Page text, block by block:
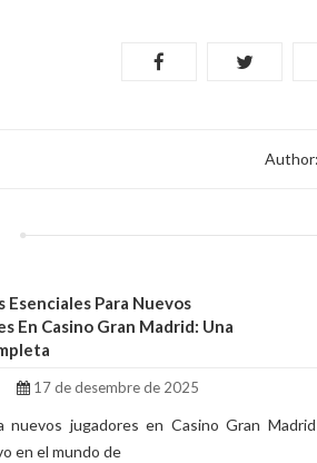
Author:
Esenciales Para Nuevos
En Casino Gran Madrid: Una
17 de desembre de 2025
nuevos jugadores en Casino Gran
en el mundo de